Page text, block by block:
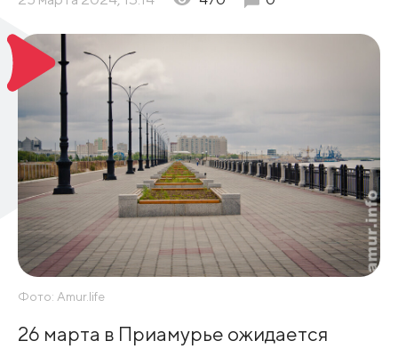
Фото: Amur.life
26 марта в Приамурье ожидается